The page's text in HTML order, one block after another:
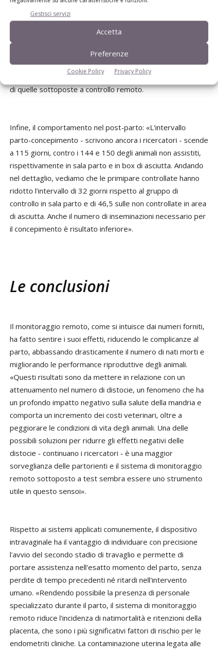
Gestisci servizi
Accetta
Preferenze
Cookie Policy Privacy Policy
Discorso assai simile per la ritenzione di placenta, assente
dai gruppi monitorati e, al contrario, ben presente nei
gruppi-testimone: si sono registrati 10 casi sulle 60 manze
alloggiate in sala parto e 14 su 240 per quelle rimaste in
area delle asciutte. Anche le pluripare non monitorate
hanno manifestato tassi di ritenzione della placenta più alti
di quelle sottoposte a controllo remoto.
Infine, il comportamento nel post-parto: «L'intervallo
parto-concepimento - scrivono ancora i ricercatori - scende
a 115 giorni, contro i 144 e 150 degli animali non assistiti,
rispettivamente in sala parto e in box di asciutta. Andando
nel dettaglio, vediamo che le primipare controllate hanno
ridotto l'intervallo di 32 giorni rispetto al gruppo di
controllo in sala parto e di 46,5 sulle non controllate in area
di asciutta. Anche il numero di inseminazioni necessario per
il concepimento è risultato inferiore».
Le conclusioni
Il monitoraggio remoto, come si intuisce dai numeri forniti,
ha fatto sentire i suoi effetti, riducendo le complicanze al
parto, abbassando drasticamente il numero di nati morti e
migliorando le performance riproduttive degli animali.
«Questi risultati sono da mettere in relazione con un
attenuamento nel numero di distocie, un fenomeno che ha
un profondo impatto negativo sulla salute della mandria e
comporta un incremento dei costi veterinari, oltre a
peggiorare le condizioni di vita degli animali. Una delle
possibili soluzioni per ridurre gli effetti negativi delle
distocie - continuano i ricercatori - è una maggior
sorveglianza delle partorienti e il sistema di monitoraggio
remoto sottoposto a test sembra essere uno strumento
utile in questo sensoi».
Rispetto ai sistemi applicati comunemente, il dispositivo
intravaginale ha il vantaggio di individuare con precisione
l'avvio del secondo stadio di travaglio e permette di
portare assistenza nell'esatto momento del parto, senza
perdite di tempo precedenti né ritardi nell'intervento
umano. «Rendendo possibile la presenza di personale
specializzato durante il parto, il sistema di monitoraggio
remoto riduce l'incidenza di natimortalità e ritenzioni della
placenta, che sono i più significativi fattori di rischio per le
endometriti cliniche. La contaminazione uterina legata alle